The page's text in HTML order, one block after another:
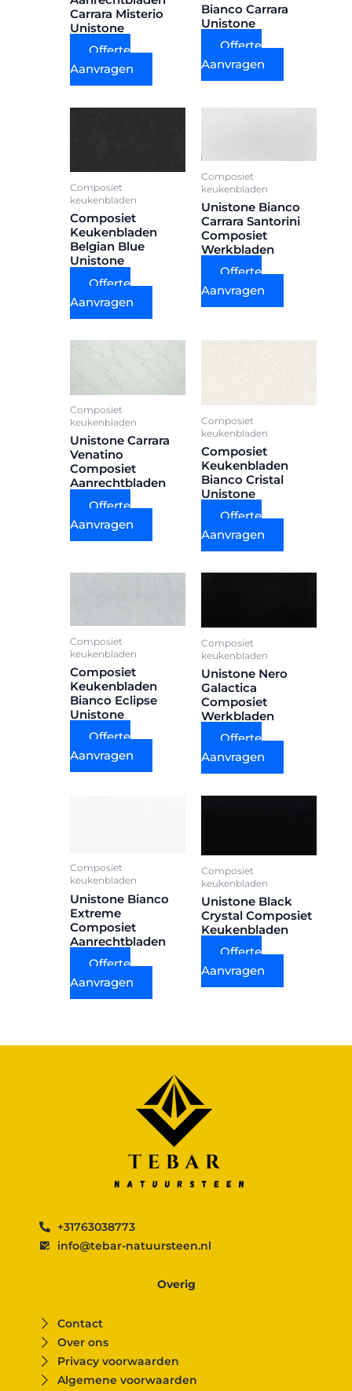
Carrara Misterio
Unistone
Offerte
Aanvragen
Bianco Carrara
Unistone
Offerte
Aanvragen
Composiet
keukenbladen
Composiet
Keukenbladen
Belgian Blue
Unistone
Offerte
Aanvragen
Composiet
keukenbladen
Unistone Bianco
Carrara Santorini
Composiet
Werkbladen
Offerte
Aanvragen
Composiet
keukenbladen
Unistone Carrara
Venatino
Composiet
Aanrechtbladen
Offerte
Aanvragen
Composiet
keukenbladen
Composiet
Keukenbladen
Bianco Cristal
Unistone
Offerte
Aanvragen
Composiet
keukenbladen
Composiet
Keukenbladen
Bianco Eclipse
Unistone
Offerte
Aanvragen
Composiet
keukenbladen
Unistone Nero
Galactica
Composiet
Werkbladen
Offerte
Aanvragen
Composiet
keukenbladen
Unistone Bianco
Extreme
Composiet
Aanrechtbladen
Offerte
Aanvragen
Composiet
keukenbladen
Unistone Black
Crystal Composiet
Keukenbladen
Offerte
Aanvragen
+31763038773
info@tebar-natuursteen.nl
Overig
Contact
Over ons
Privacy voorwaarden
Algemene voorwaarden